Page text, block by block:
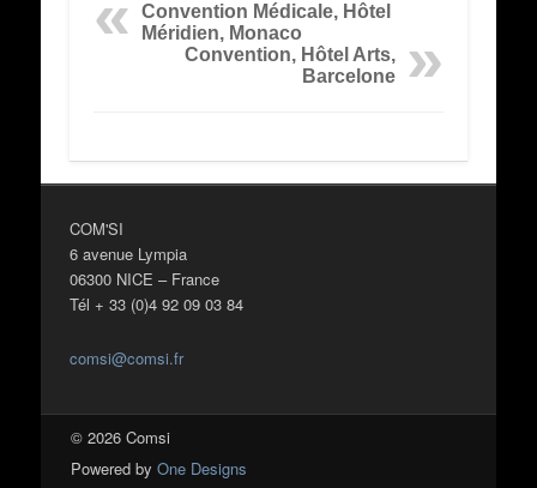
Convention Médicale, Hôtel
Méridien, Monaco
Convention, Hôtel Arts,
Barcelone
COM'SI
6 avenue Lympia
06300 NICE – France
Tél + 33 (0)4 92 09 03 84
comsi@comsi.fr
© 2026 Comsi
Powered by One Designs